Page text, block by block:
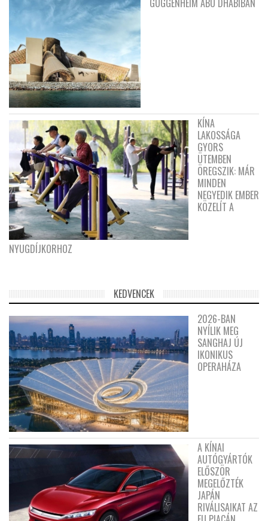
GUGGENHEIM ABU DHABIBAN
KÍNA
LAKOSSÁGA
GYORS
ÜTEMBEN
ÖREGSZIK: MÁR
MINDEN
NEGYEDIK EMBER
KÖZELÍT A
NYUGDÍJKORHOZ
KEDVENCEK
2026-BAN
NYÍLIK MEG
SANGHAJ ÚJ
IKONIKUS
OPERAHÁZA
A KÍNAI
AUTÓGYÁRTÓK
ELŐSZÖR
MEGELŐZTÉK
JAPÁN
RIVÁLISAIKAT AZ